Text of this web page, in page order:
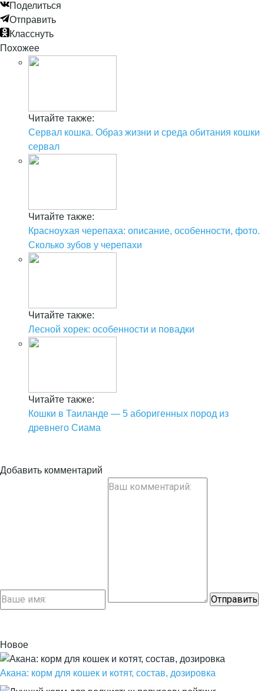
Поделиться
Отправить
Класснуть
Похожее
Читайте также:
Сервал кошка. Образ жизни и среда обитания кошки
сервал
Читайте также:
Красноухая черепаха: описание, особенности, фото.
Сколько зубов у черепахи
Читайте также:
Лесной хорек: особенности и повадки
Читайте также:
Кошки в Таиланде — 5 аборигенных пород из
древнего Сиама
Добавить комментарий
Новое
Акана: корм для кошек и котят, состав, дозировка